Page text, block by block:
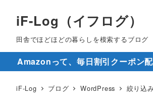
iF-Log（イフログ）
田舎でほどほどの暮らしを模索するブログ
Amazonって、毎日割引クーポン
iF-Log ブログ WordPress 絞り込